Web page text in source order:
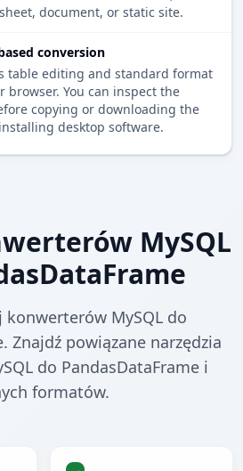
document, or static site.
conversion
table editing and standard format
browser. You can inspect the
copying or downloading the
desktop software.
MySQL
konwerterów MySQL do
Znajdź powiązane narzędzia
do PandasDataFrame i
formatów.